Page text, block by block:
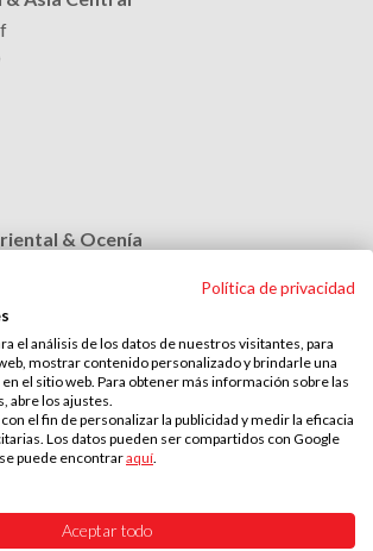
& Ocenía
África
Política de privacidad
el análisis de los datos de nuestros visitantes, para
mostrar contenido personalizado y brindarle una
el sitio web. Para obtener más información sobre las
abre los ajustes.
el fin de personalizar la publicidad y medir la eficacia
Los datos pueden ser compartidos con Google
puede encontraraquí.
Aceptar todo